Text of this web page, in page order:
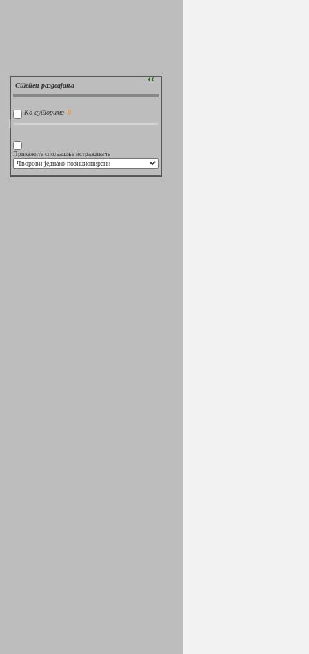
Степен раздвајања ››
Ко-ауторима
Прикажите спољашње истраживаче